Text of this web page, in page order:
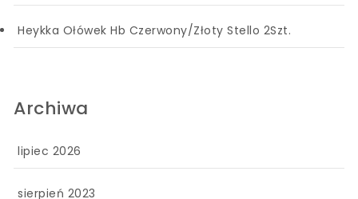
Heykka Ołówek Hb Czerwony/Złoty Stello 2Szt.
Archiwa
lipiec 2026
sierpień 2023